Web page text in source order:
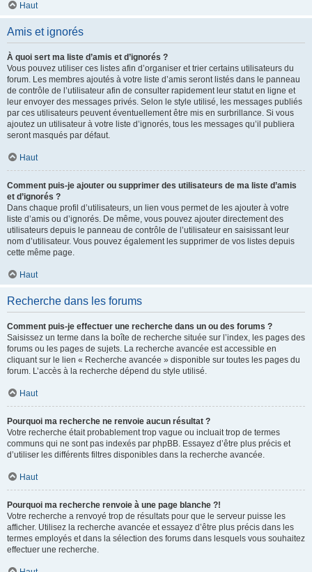
Haut
Amis et ignorés
À quoi sert ma liste d’amis et d’ignorés ?
Vous pouvez utiliser ces listes afin d’organiser et trier certains utilisateurs du
forum. Les membres ajoutés à votre liste d’amis seront listés dans le panneau
de contrôle de l’utilisateur afin de consulter rapidement leur statut en ligne et
leur envoyer des messages privés. Selon le style utilisé, les messages publiés
par ces utilisateurs peuvent éventuellement être mis en surbrillance. Si vous
ajoutez un utilisateur à votre liste d’ignorés, tous les messages qu’il publiera
seront masqués par défaut.
Haut
Comment puis-je ajouter ou supprimer des utilisateurs de ma liste d’amis
et d’ignorés ?
Dans chaque profil d’utilisateurs, un lien vous permet de les ajouter à votre
liste d’amis ou d’ignorés. De même, vous pouvez ajouter directement des
utilisateurs depuis le panneau de contrôle de l’utilisateur en saisissant leur
nom d’utilisateur. Vous pouvez également les supprimer de vos listes depuis
cette même page.
Haut
Recherche dans les forums
Comment puis-je effectuer une recherche dans un ou des forums ?
Saisissez un terme dans la boîte de recherche située sur l’index, les pages des
forums ou les pages de sujets. La recherche avancée est accessible en
cliquant sur le lien « Recherche avancée » disponible sur toutes les pages du
forum. L’accès à la recherche dépend du style utilisé.
Haut
Pourquoi ma recherche ne renvoie aucun résultat ?
Votre recherche était probablement trop vague ou incluait trop de termes
communs qui ne sont pas indexés par phpBB. Essayez d’être plus précis et
d’utiliser les différents filtres disponibles dans la recherche avancée.
Haut
Pourquoi ma recherche renvoie à une page blanche ?!
Votre recherche a renvoyé trop de résultats pour que le serveur puisse les
afficher. Utilisez la recherche avancée et essayez d’être plus précis dans les
termes employés et dans la sélection des forums dans lesquels vous souhaitez
effectuer une recherche.